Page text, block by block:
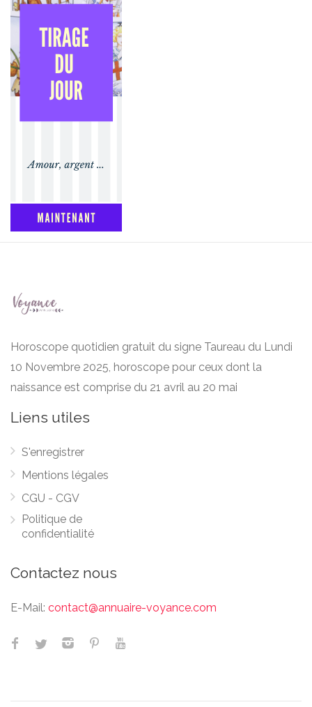
Horoscope quotidien gratuit du signe Taureau du Lundi
10 Novembre 2025, horoscope pour ceux dont la
naissance est comprise du 21 avril au 20 mai
Liens utiles
S'enregistrer
Mentions légales
CGU - CGV
Politique de
confidentialité
Contactez nous
E-Mail: contact@annuaire-voyance.com